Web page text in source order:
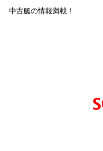
中古艇の情報満載！